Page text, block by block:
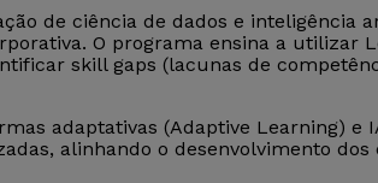
de ciência de dados e inteligência
O programa ensina a utilizar
skill gaps (lacunas de
adaptativas (Adaptive Learning) e
alinhando o desenvolvimento